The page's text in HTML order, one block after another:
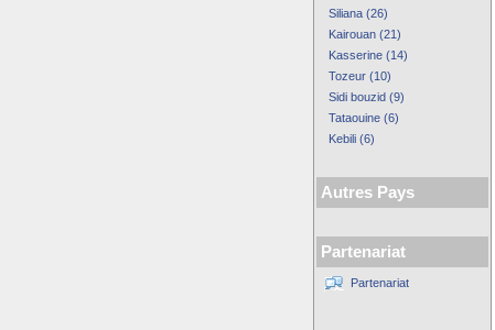
Siliana (26)
Kairouan (21)
Kasserine (14)
Tozeur (10)
Sidi bouzid (9)
Tataouine (6)
Kebili (6)
Autres Pays
Partenariat
Partenariat